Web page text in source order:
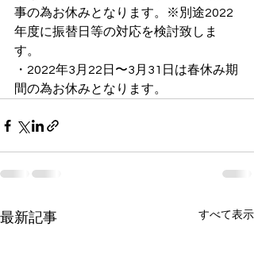
事の為お休みとなります。※別途2022
年度に振替日等の対応を検討致しま
す。
・2022年3月22日〜3月31日は春休み期
間の為お休みとなります。
最新記事 すべて表示